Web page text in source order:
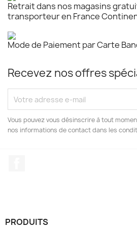
Retrait dans nos magasins
transporteur en France
Mode de Paiement par Carte
Recevez nos offres
Vous pouvez vous désinscrire à tout
nos informations de contact dans les
PRODUITS